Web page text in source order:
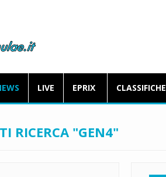
LIVE EPRIX CLASSIFICHE
RICERCA "GEN4"